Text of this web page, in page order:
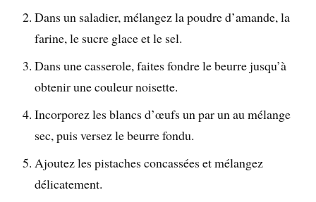
Dans un saladier, mélangez la poudre d’amande, la
farine, le sucre glace et le sel.
Dans une casserole, faites fondre le beurre jusqu’à
obtenir une couleur noisette.
Incorporez les blancs d’œufs un par un au mélange
sec, puis versez le beurre fondu.
Ajoutez les pistaches concassées et mélangez
délicatement.